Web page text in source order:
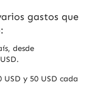
gastos que
desde
USD y 50 USD cada